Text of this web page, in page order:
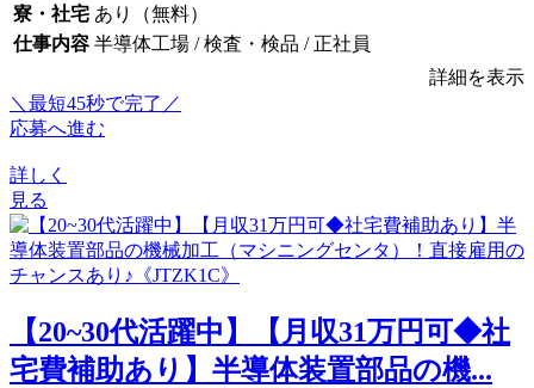
寮・社宅 あり（無料）
仕事内容 半導体工場 / 検査・検品 / 正社員
詳細を表示
＼最短45秒で完了／
応募へ進む
詳しく
見る
【20~30代活躍中】【月収31万円可◆社
宅費補助あり】半導体装置部品の機...